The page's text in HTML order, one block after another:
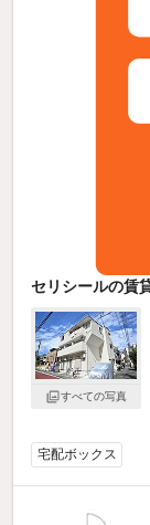
セリシールの賃
すべての写真
宅配ボックス